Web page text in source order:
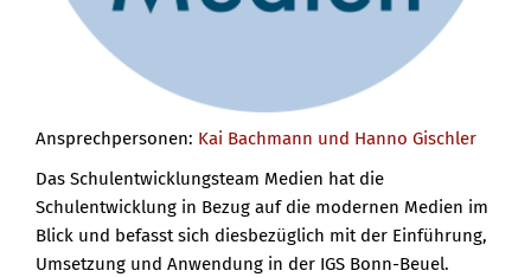
Ansprechpersonen: Kai Bachmann und Hanno Gischler
Das Schulentwicklungsteam Medien hat die
Schulentwicklung in Bezug auf die modernen Medien im
Blick und befasst sich diesbezüglich mit der Einführung,
Umsetzung und Anwendung in der IGS Bonn-Beuel.